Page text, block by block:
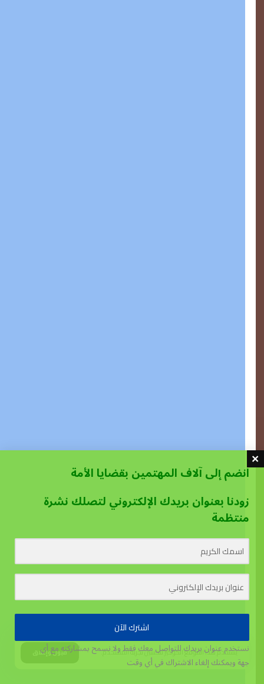
يستخدم هذا الموقع الكوكيز لتحسين تجربة المستخدم. قبول وإغلاق
انضم إلى آلاف المهتمين بقضايا الأمة
زودنا بعنوان بريدك الإلكتروني لتصلك نشرة
منتظمة
اشترك الآن
نستخدم عنوان بريدك للتواصل معك فقط ولا نسمح بمشاركته مع أي
جهةويمكنك إلغاء الاشتراك في أي وقت